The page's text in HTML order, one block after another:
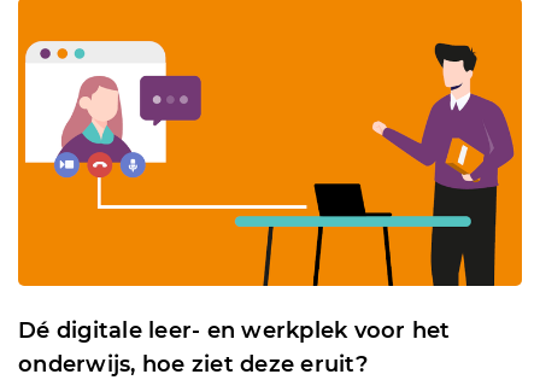
Dé digitale leer- en werkplek voor het
onderwijs, hoe ziet deze eruit?